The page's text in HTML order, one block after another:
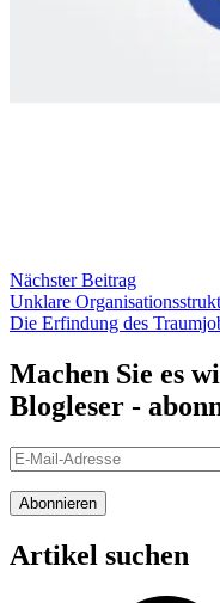
Nächster Beitrag
Nächster
Beitrag
Unklare
Vorheriger
Die Erfindung des
Machen Sie es
Blogleser -
E-
Mail-
Adresse
Abonnieren
Artikel suchen